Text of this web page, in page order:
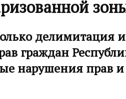
делимитация
граждан
нарушения прав